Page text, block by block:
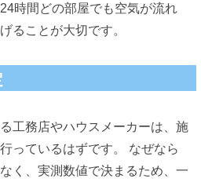
時間どの部屋でも空気が流れ
ることが大切です。
工務店やハウスメーカーは、施
っているはずです。 なぜなら
く、実測数値で決まるため、一